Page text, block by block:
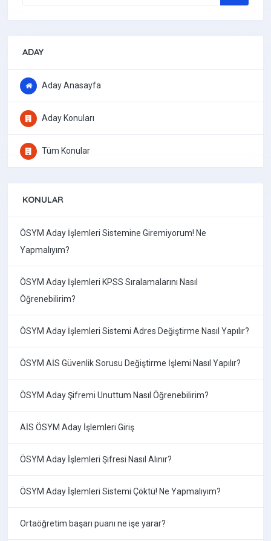
ADAY
Aday Anasayfa
Aday Konuları
Tüm Konular
KONULAR
ÖSYM Aday İşlemleri Sistemine Giremiyorum! Ne
Yapmalıyım?
ÖSYM Aday İşlemleri KPSS Sıralamalarını Nasıl
Öğrenebilirim?
ÖSYM Aday İşlemleri Sistemi Adres Değiştirme Nasıl Yapılır?
ÖSYM AİS Güvenlik Sorusu Değiştirme İşlemi Nasıl Yapılır?
ÖSYM Aday Şifremi Unuttum Nasıl Öğrenebilirim?
AİS ÖSYM Aday İşlemleri Giriş
ÖSYM Aday İşlemleri Şifresi Nasıl Alınır?
ÖSYM Aday İşlemleri Sistemi Çöktü! Ne Yapmalıyım?
Ortaöğretim başarı puanı ne işe yarar?